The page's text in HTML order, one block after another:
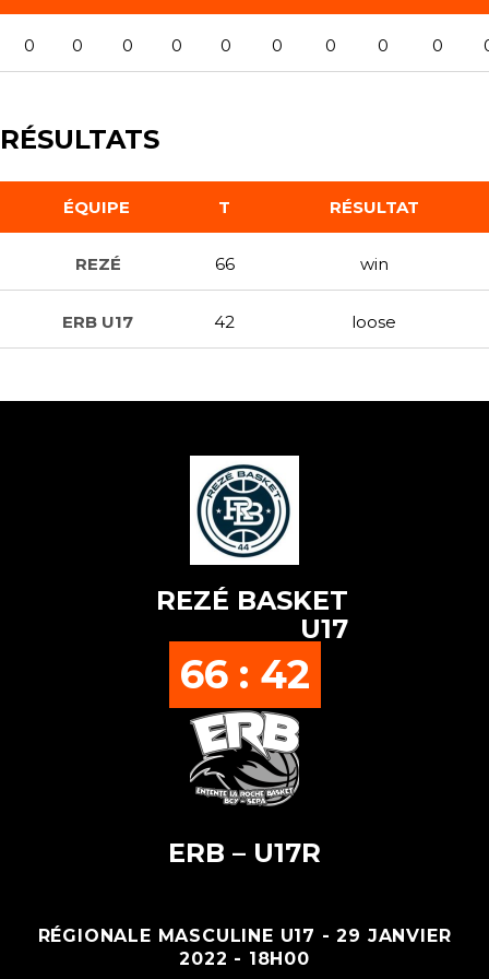
0 0 0 0 0 0 0 0 0
RÉSULTATS
ÉQUIPE T RÉSULTAT
REZÉ 66 win
ERB U17 42 loose
REZÉ BASKET
U17
66 : 42
ERB – U17R
RÉGIONALE MASCULINE U17 - 29 JANVIER
2022 - 18H00